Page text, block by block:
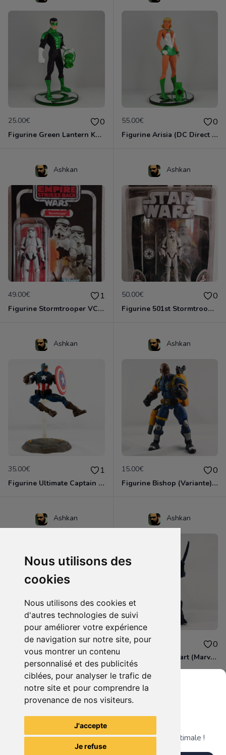
Nous utilisons des
cookies
Nous utilisons des cookies et
d'autres technologies de suivi
pour améliorer votre expérience
de navigation sur notre site, pour
vous montrer un contenu
personnalisé et des publicités
ciblées, pour analyser le trafic de
notre site et pour comprendre la
provenance de nos visiteurs.
J'accepte
Je refuse
25.00€ 0
Figurine Green Lantern Kyle Rayner (DC Direct - 2010)
55.00€ 0
Figurine Arisia (DC Direct - 2010)
Ashkan
49.00€ 1
Figurine Stormtrooper VC41 (Hasbro – 2011)
Ashkan
50.00€ 0
Figurine 501st Stormtrooper (Hasbro – 2006
Ashkan
35.00€ 1
Figurine Ultimate Captain America (Marvel Legends - Toy Biz - 2004)
Ashkan
15.00€ 0
Figurine Bishop (Variante) (Marvel Legends - Toy Biz - 2005)
Ashkan
25.00€ 0
Figurine Maestro (Marvel Legends - Toy Biz - 2005)
Ashkan
15.00€ 0
Figurine Blackheart (Marvel Legends - Toy Biz - 2006)
Voir tous les articles du vendeur
Grenier du Geek
Télécharge notre app pour une expérience optimale !